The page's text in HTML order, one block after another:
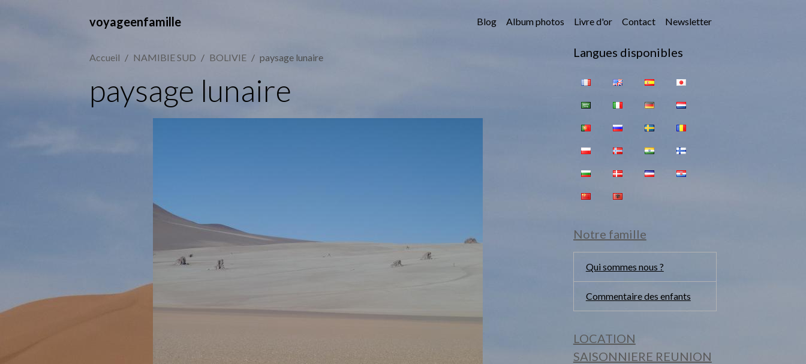
voyageenfamille Blog Album photos Livre d'or Contact Newsletter
Accueil NAMIBIE SUD BOLIVIE paysage lunaire
paysage lunaire
Langues disponibles
Notre famille
Qui sommes nous ?
Commentaire des enfants
LOCATION
SAISONNIERE REUNION